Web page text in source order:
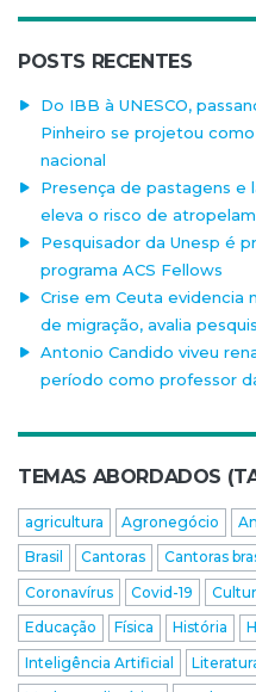
POSTS RECENTES
Do IBB à UNESCO,
Pinheiro se projetou
nacional
Presença de pastagens e
eleva o risco de
Pesquisador da Unesp é
programa ACS Fellows
Crise em Ceuta evidencia
de migração, avalia
Antonio Candido viveu
período como professor
TEMAS ABORDADOS
agricultura Agronegócio
Brasil
Cantoras Cantoras
Coronavírus
Covid-19
Educação
Física História
Inteligência Artificial